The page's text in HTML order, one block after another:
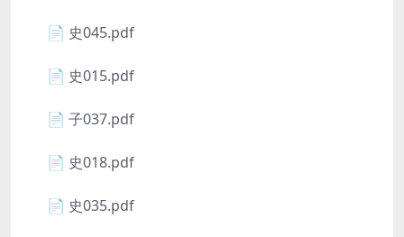
📄 史045.pdf
📄 史015.pdf
📄 子037.pdf
📄 史018.pdf
📄 史035.pdf